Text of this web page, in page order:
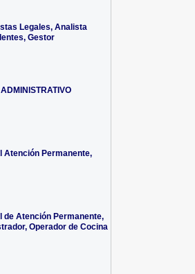
Legales, Analista
Gestor
Atención Permanente,
de Atención Permanente,
Operador de Cocina